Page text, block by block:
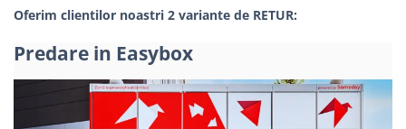
Oferim clientilor noastri 2 variante de RETUR:
Predare in Easybox